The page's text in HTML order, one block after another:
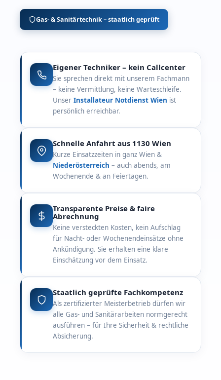
Gas- & Sanitärtechnik – staatlich geprüft
Eigener Techniker – kein Callcenter
Sie sprechen direkt mit unserem Fachmann
– keine Vermittlung, keine Warteschleife.
Unser Installateur Notdienst Wien ist
persönlich erreichbar.
Schnelle Anfahrt aus 1130 Wien
Kurze Einsatzzeiten in ganz Wien &
Niederösterreich – auch abends, am
Wochenende & an Feiertagen.
Transparente Preise & faire
Abrechnung
Keine versteckten Kosten, kein Aufschlag
für Nacht- oder Wochenendeinsätze ohne
Ankündigung. Sie erhalten eine klare
Einschätzung vor dem Einsatz.
Staatlich geprüfte Fachkompetenz
Als zertifizierter Meisterbetrieb dürfen wir
alle Gas- und Sanitärarbeiten normgerecht
ausführen – für Ihre Sicherheit & rechtliche
Absicherung.